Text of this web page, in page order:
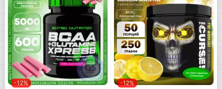
-12% -12%